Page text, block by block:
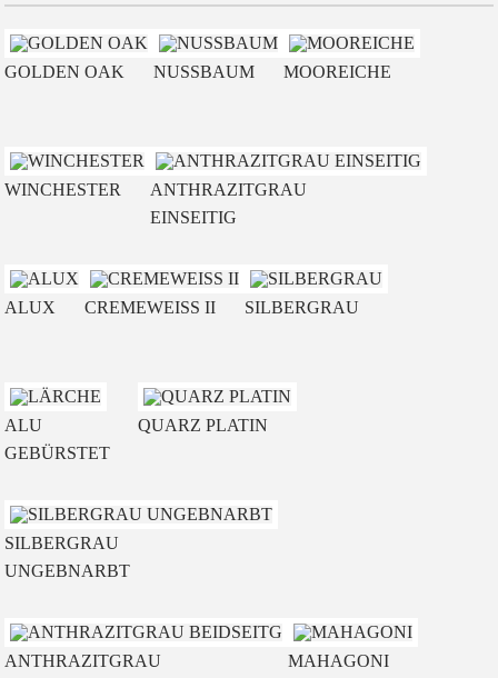
GOLDEN OAK NUSSBAUM MOOREICHE
WINCHESTER
ANTHRAZITGRAU
EINSEITIG
ALUX CREMEWEISS II SILBERGRAU
ALU
GEBÜRSTET
QUARZ PLATIN
SILBERGRAU
UNGEBNARBT
ANTHRAZITGRAU
MAHAGONI